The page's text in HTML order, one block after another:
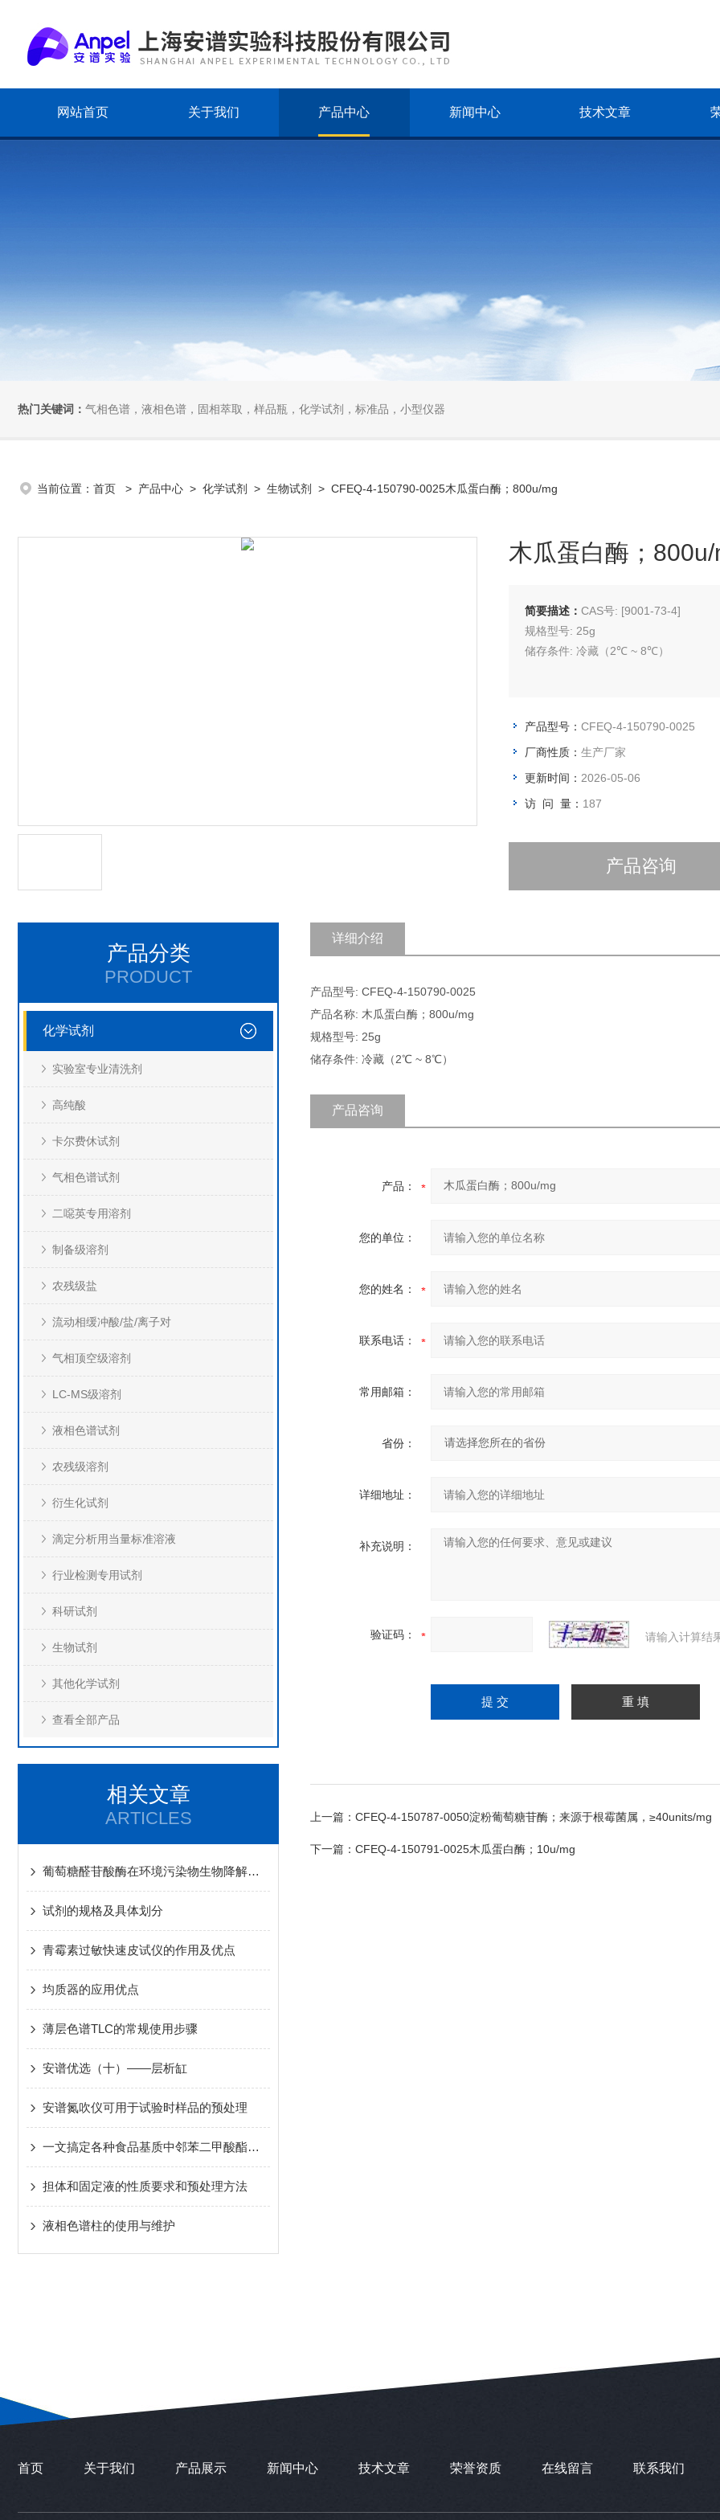
网站首页 关于我们 产品中心 新闻中心 技术文章
热门关键词： 气相色谱，液相色谱，固相萃取，样品瓶，化学试剂，标准品，小型仪器
当前位置： 首页 > 产品中心 > 化学试剂 > 生物试剂 > CFEQ-4-150790-0025木瓜蛋白酶；800u/mg
木瓜蛋白酶；800u/
简要描述： CAS号: [9001-73-4]
规格型号: 25g
储存条件: 冷藏（2℃ ~ 8℃）
产品型号： CFEQ-4-150790-0025
厂商性质： 生产厂家
更新时间： 2026-05-06
访 问 量： 187
产品咨询
产品分类
PRODUCT
化学试剂
实验室专业清洗剂
高纯酸
卡尔费休试剂
气相色谱试剂
二噁英专用溶剂
制备级溶剂
农残级盐
流动相缓冲酸/盐/离子对
气相顶空级溶剂
LC-MS级溶剂
液相色谱试剂
农残级溶剂
衍生化试剂
滴定分析用当量标准溶液
行业检测专用试剂
科研试剂
生物试剂
其他化学试剂
查看全部产品
相关文章
ARTICLES
葡萄糖醛苷酸酶在环境污染物生物降解途径中的酶学特性
试剂的规格及具体划分
青霉素过敏快速皮试仪的作用及优点
均质器的应用优点
薄层色谱TLC的常规使用步骤
安谱优选（十）——层析缸
安谱氮吹仪可用于试验时样品的预处理
一文搞定各种食品基质中邻苯二甲酸酯的检测！
担体和固定液的性质要求和预处理方法
液相色谱柱的使用与维护
详细介绍
产品型号: CFEQ-4-150790-0025
产品名称: 木瓜蛋白酶；800u/mg
规格型号: 25g
储存条件: 冷藏（2℃ ~ 8℃）
产品咨询
产品：
您的单位：
您的姓名：
联系电话：
常用邮箱：
省份：
详细地址：
补充说明：
验证码： 请输入计算结
上一篇： CFEQ-4-150787-0050淀粉葡萄糖苷酶；来源于根霉菌属，≥40units/mg
下一篇： CFEQ-4-150791-0025木瓜蛋白酶；10u/mg
首页 关于我们 产品展示 新闻中心 技术文章 荣誉资质 在线留言 联系我们